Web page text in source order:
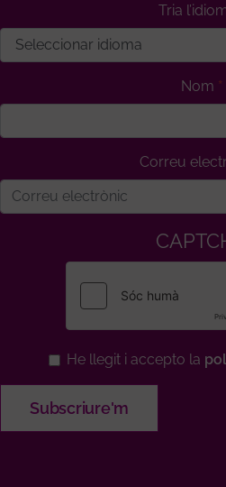
Tria
Nom
Correu
He llegit i accepto la